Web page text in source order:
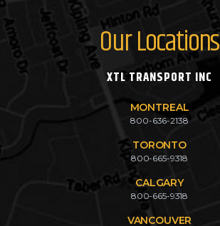
Our Locations
XTL TRANSPORT INC
MONTREAL
800-636-2138
TORONTO
800-665-9318
CALGARY
800-665-9318
VANCOUVER